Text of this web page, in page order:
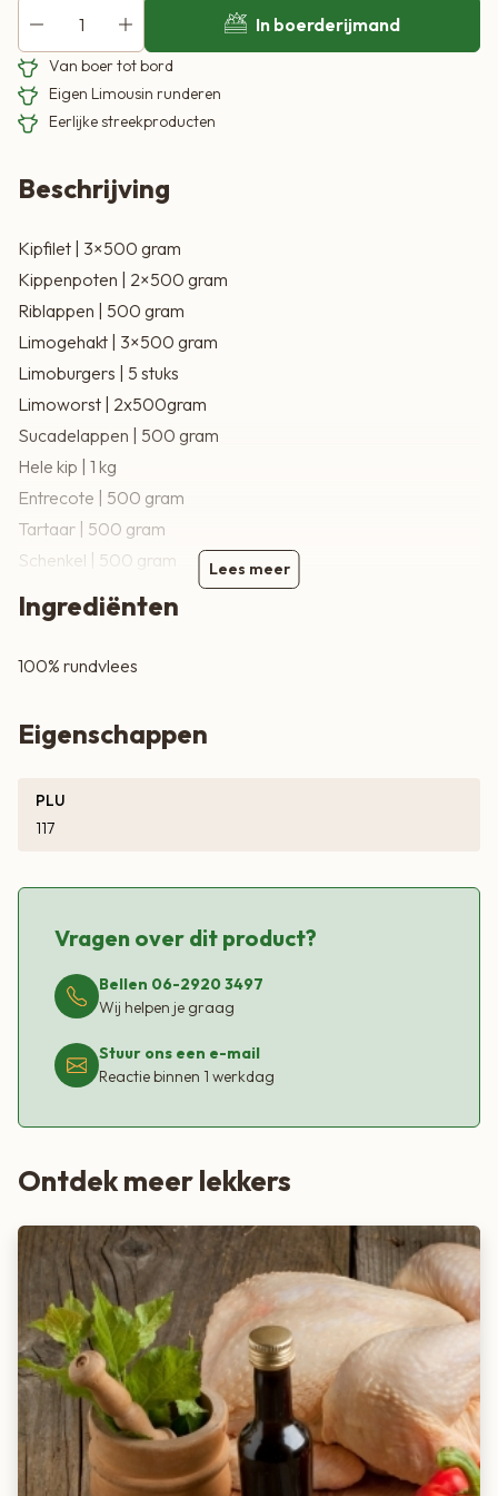
Hele kip | 1 kg
Entrecote | 500 gram
Tartaar | 500 gram
Schenkel | 500 gram
Poulet | 2×250 gram
In boerderijmand
Van boer tot bord
Eigen Limousin runderen
Eerlijke streekproducten
Beschrijving
Kipfilet | 3×500 gram
Kippenpoten | 2×500 gram
Riblappen | 500 gram
Limogehakt | 3×500 gram
Limoburgers | 5 stuks
Limoworst | 2x500gram
Sucadelappen | 500 gram
Hele kip | 1 kg
Entrecote | 500 gram
Tartaar | 500 gram
Schenkel | 500 gram
Poulet | 2×250 gram
Lees meer
Ingrediënten
100% rundvlees
Eigenschappen
PLU
117
Vragen over dit product?
Bellen 06-2920 3497
Wij helpen je graag
Stuur ons een e-mail
Reactie binnen 1 werkdag
Ontdek meer lekkers